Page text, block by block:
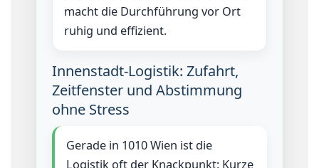
macht die Durchführung vor Ort
ruhig und effizient.
Innenstadt-Logistik: Zufahrt,
Zeitfenster und Abstimmung
ohne Stress
Gerade in 1010 Wien ist die
Logistik oft der Knackpunkt: Kurze